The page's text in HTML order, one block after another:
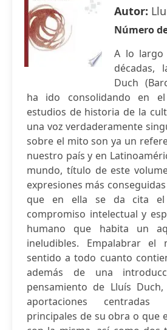
Autor:
Número
A lo
décadas,
Duch
ha ido consolidando en
estudios de historia de la
una voz verdaderamente
sobre el mito son ya un
nuestro país y en
mundo, título de este
expresiones más
que en ella se da cita el
compromiso intelectual y
humano que habita un
ineludibles. Empalabrar
sentido a todo cuanto
además de una
pensamiento de Lluís
aportaciones centradas
principales de su obra o que